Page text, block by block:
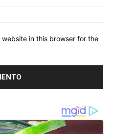
in this browser for the